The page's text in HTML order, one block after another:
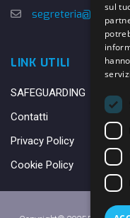
LINK UTILI
SAFEGUARDING
Contatti
Privacy Policy
Cookie Policy
sul